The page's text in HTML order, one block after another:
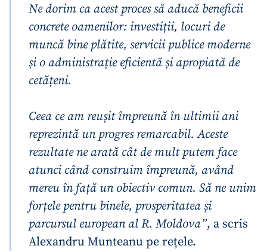
Ne dorim ca acest proces să aducă beneficii
concrete oamenilor: investiții, locuri de
muncă bine plătite, servicii publice moderne
și o administrație eficientă și apropiată de
cetățeni.
Ceea ce am reușit împreună în ultimii ani
reprezintă un progres remarcabil. Aceste
rezultate ne arată cât de mult putem face
atunci când construim împreună, având
mereu în față un obiectiv comun. Să ne unim
forțele pentru binele, prosperitatea și
parcursul european al R. Moldova”, a scris
Alexandru Munteanu pe rețele.